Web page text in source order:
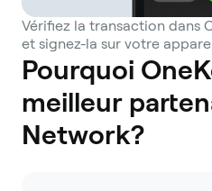
Vérifiez la transaction dans
et signez-la sur votre
Pourquoi
meilleur
Network?